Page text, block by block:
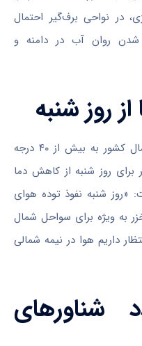
در نواحی برف‌گیر احتمال
روان آب در دامنه و
روز شنبه
با وجودی که امروز دمای هوا در شمال کشور به بیش از ۴۰ درجه
روز شنبه از کاهش دما
«روز شنبه نفوذ توده هوای
به ویژه برای سواحل شمال
داریم هوا در نیمه شمالی
شناور‌های